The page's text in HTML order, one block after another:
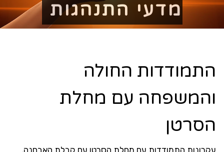
מדעי התנהגות
התמודדות החולה
והמשפחה עם מחלת
הסרטן